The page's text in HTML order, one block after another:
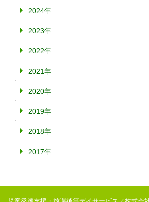
2024年
2023年
2022年
2021年
2020年
2019年
2018年
2017年